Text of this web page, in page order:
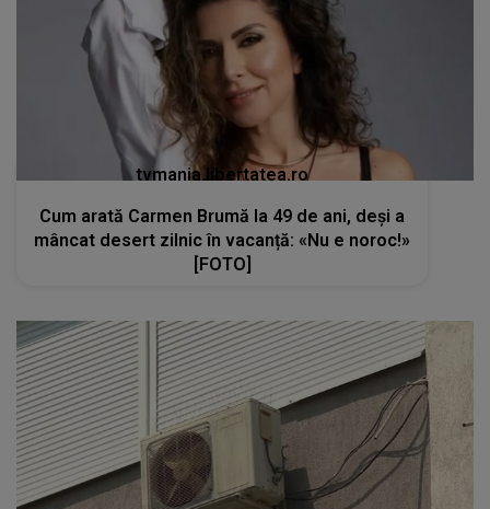
tvmania.libertatea.ro
Cum arată Carmen Brumă la 49 de ani, deși a
mâncat desert zilnic în vacanță: «Nu e noroc!»
[FOTO]